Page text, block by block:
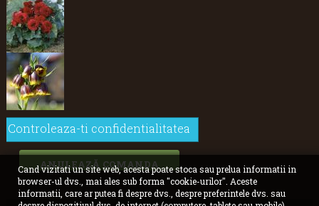
Controleaza-ti confidentialitatea
ANULEAZĂ COMANDA
Cand vizitati un site web, acesta poate stoca sau prelua informatii in
browser-ul dvs., mai ales sub forma "cookie-urilor". Aceste
informatii, care ar putea fi despre dvs., despre preferintele dvs. sau